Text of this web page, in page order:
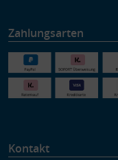
Zahlungsarten
Kontakt